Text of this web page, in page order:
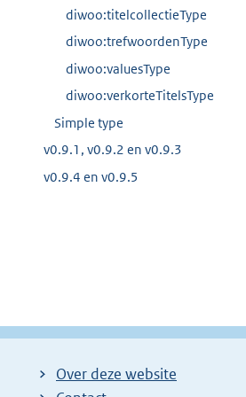
diwoo:titelcollectieType
diwoo:trefwoordenType
diwoo:valuesType
diwoo:verkorteTitelsType
Simple type
v0.9.1, v0.9.2 en v0.9.3
v0.9.4 en v0.9.5
Over deze website